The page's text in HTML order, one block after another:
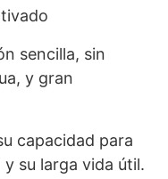
sencilla, sin
y gran
capacidad para
su larga vida útil.